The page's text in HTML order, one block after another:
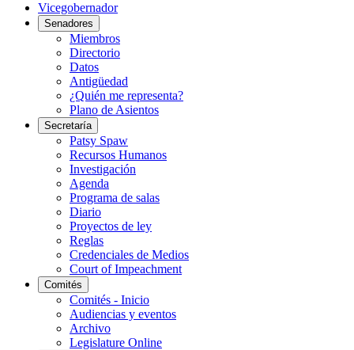
Vicegobernador
Senadores
Miembros
Directorio
Datos
Antigüedad
¿Quién me representa?
Plano de Asientos
Secretaría
Patsy Spaw
Recursos Humanos
Investigación
Agenda
Programa de salas
Diario
Proyectos de ley
Reglas
Credenciales de Medios
Court of Impeachment
Comités
Comités - Inicio
Audiencias y eventos
Archivo
Legislature Online